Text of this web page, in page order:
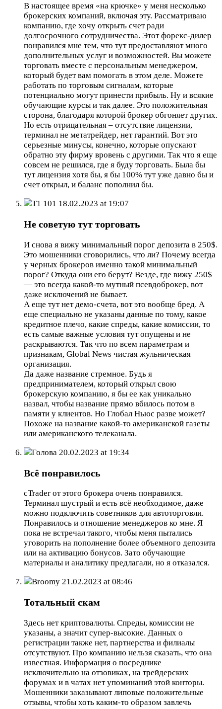
В настоящее время «на крючке» у меня несколько
брокерских компаний, включая эту. Рассматриваю
компанию, где хочу открыть счет ради
долгосрочного сотрудничества. Этот форекс-дилер
понравился мне тем, что тут предоставляют много
дополнительных услуг и возможностей. Вы можете
торговать вместе с персональным менеджером,
который будет вам помогать в этом деле. Можете
работать по торговым сигналам, которые
потенциально могут принести прибыль. Ну и всякие
обучающие курсы и так далее. Это положительная
сторона, благодаря которой брокер обгоняет других.
Но есть отрицательная – отсутствие лицензии,
терминал не метатрейдер, нет гарантий. Вот это
серьезные минусы, конечно, которые опускают
обратно эту фирму вровень с другими. Так что я еще
совсем не решился, где я буду торговать. Была бы
тут лицензия хотя бы, я бы 100% тут уже давно бы и
счет открыл, и баланс пополнил бы.
T1 101 18.02.2023 at 19:07
Не советую тут торговать
И снова я вижу минимальный порог депозита в 250$.
Это мошенники сговорились, что ли? Почему всегда
у черных брокеров именно такой минимальный
порог? Откуда они его берут? Везде, где вижу 250$
— это всегда какой-то мутный псевдоброкер, вот
даже исключений не бывает.
А еще тут нет демо-счета, вот это вообще бред. А
еще специально не указаны данные по тому, какое
кредитное плечо, какие спреды, какие комиссии, то
есть самые важные условия тут опущены и не
раскрываются. Так что по всем параметрам и
признакам, Global News чистая жульническая
организация.
Да даже название стремное. Будь я
предпринимателем, который открыл свою
брокерскую компанию, я бы ее как уникально
назвал, чтобы название прямо вбилось потом в
памяти у клиентов. Но Глобал Ньюс разве может?
Похоже на название какой-то американской газеты
или американского телеканала.
Голова 20.02.2023 at 19:34
Всё понравилось
cTrader от этого брокера очень понравился.
Терминал шустрый и есть всё необходимое, даже
можно подключить советников для автоторговли.
Понравилось и отношение менеджеров ко мне. Я
пока не встречал такого, чтобы меня пытались
уговорить на пополнение более объемного депозита
или на активацию бонусов. Зато обучающие
материалы и аналитику предлагали, но я отказался.
Broomy 21.02.2023 at 08:46
Тотальный скам
Здесь нет криптовалюты. Спреды, комиссии не
указаны, а значит супер-высокие. Данных о
регистрации также нет, партнерства и филиалы
отсутствуют. Про компанию нельзя сказать, что она
известная. Информация о посреднике
исключительно на отзовиках, на трейдерских
форумах и в чатах нет упоминаний этой конторы.
Мошенники заказывают липовые положительные
отзывы, чтобы хоть каким-то образом завлечь